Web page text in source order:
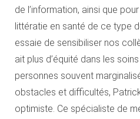
de l’information, ainsi que
littératie en santé de ce type
essaie de sensibiliser nos
ait plus d’équité dans les
personnes souvent
obstacles et difficultés,
optimiste. Ce spécialiste de